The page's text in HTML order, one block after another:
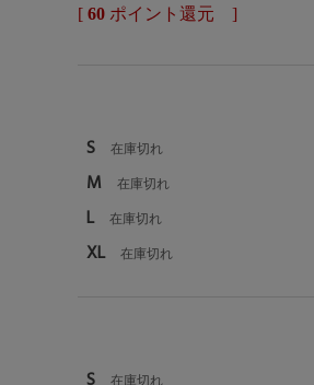
[ 60 ポイント還元 ]
S 在庫切れ
M 在庫切れ
L 在庫切れ
XL 在庫切れ
S 在庫切れ